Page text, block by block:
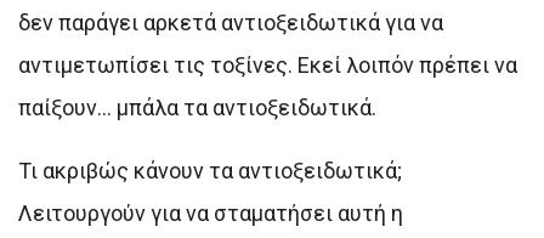
δεν παράγει αρκετά αντιοξειδωτικά για να
αντιμετωπίσει τις τοξίνες. Εκεί λοιπόν πρέπει να
παίξουν… μπάλα τα αντιοξειδωτικά.
Τι ακριβώς κάνουν τα αντιοξειδωτικά;
Λειτουργούν για να σταματήσει αυτή η